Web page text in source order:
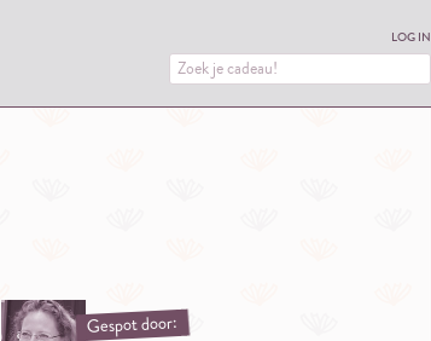
LOG IN
Gespot door: